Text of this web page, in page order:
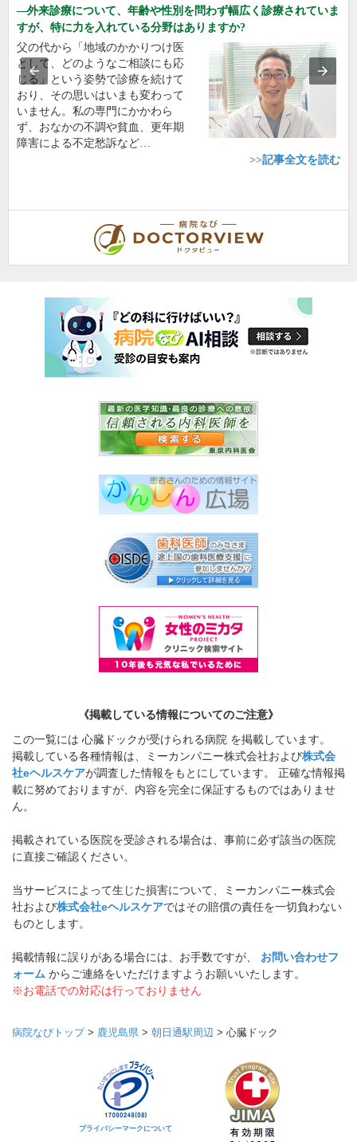
外来診療について、年齢や性別を問わず幅広く診療されていま
すが、特に力を入れている分野はありますか?
父の代から「地域のかかりつけ医
として、どのようなご相談にも応
じる」という姿勢で診療を続けて
おり、その思いはいまも変わって
いません。私の専門にかかわら
ず、おなかの不調や貧血、更年期
障害による不定愁訴など…
>>記事全文を読む
《掲載している情報についてのご注意》
この一覧には 心臓ドックが受けられる病院 を掲載しています。
掲載している各種情報は、ミーカンパニー株式会社および株式会
社eヘルスケアが調査した情報をもとにしています。 正確な情報掲
載に努めておりますが、内容を完全に保証するものではありませ
ん。
掲載されている医院を受診される場合は、事前に必ず該当の医院
に直接ご確認ください。
当サービスによって生じた損害について、ミーカンパニー株式会
社および株式会社eヘルスケアではその賠償の責任を一切負わない
ものとします。
掲載情報に誤りがある場合には、お手数ですが、 お問い合わせフ
ォーム からご連絡をいただけますようお願いいたします。
※お電話での対応は行っておりません
病院なびトップ> 鹿児島県 > 朝日通駅周辺 > 心臓ドック
プライバシーマークについて